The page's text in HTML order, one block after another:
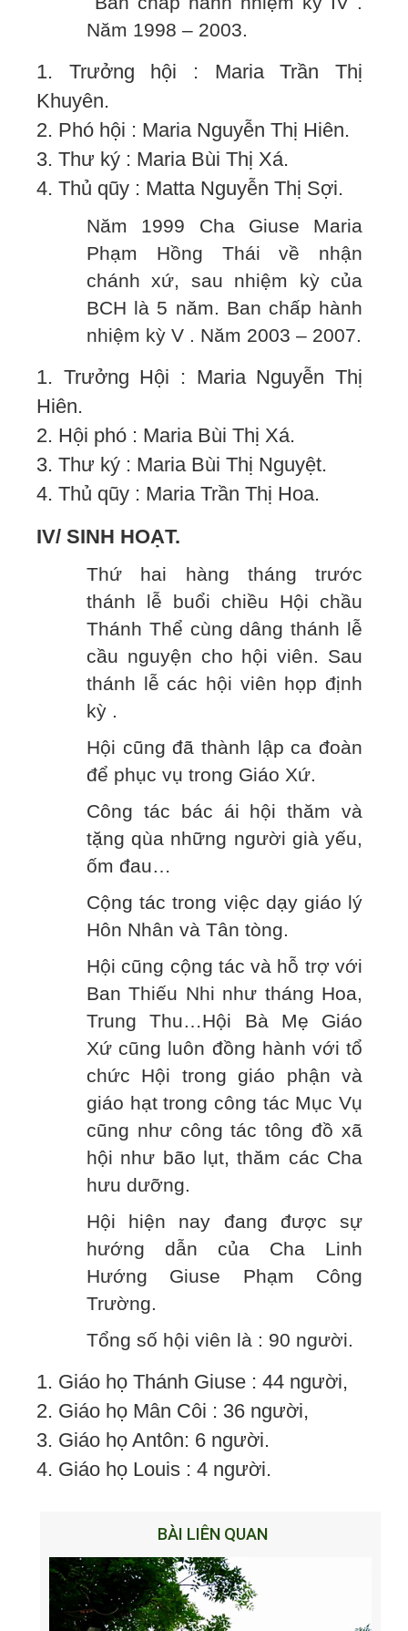
Năm 1998 – 2003.
1. Trưởng hội : Maria Trần Thị
Khuyên.
2. Phó hội : Maria Nguyễn Thị Hiên.
3. Thư ký : Maria Bùi Thị Xá.
4. Thủ qũy : Matta Nguyễn Thị Sợi.
Năm 1999 Cha Giuse Maria
Phạm Hồng Thái về nhận
chánh xứ, sau nhiệm kỳ của
BCH là 5 năm. Ban chấp hành
nhiệm kỳ V . Năm 2003 – 2007.
1. Trưởng Hội : Maria Nguyễn Thị
Hiên.
2. Hội phó : Maria Bùi Thị Xá.
3. Thư ký : Maria Bùi Thị Nguyệt.
4. Thủ qũy : Maria Trần Thị Hoa.
IV/ SINH HOẠT.
Thứ hai hàng tháng trước
thánh lễ buổi chiều Hội chầu
Thánh Thể cùng dâng thánh lễ
cầu nguyện cho hội viên. Sau
thánh lễ các hội viên họp định
kỳ .
Hội cũng đã thành lập ca đoàn
để phục vụ trong Giáo Xứ.
Công tác bác ái hội thăm và
tặng qùa những người già yếu,
ốm đau…
Cộng tác trong việc dạy giáo lý
Hôn Nhân và Tân tòng.
Hội cũng cộng tác và hỗ trợ với
Ban Thiếu Nhi như tháng Hoa,
Trung Thu…Hội Bà Mẹ Giáo
Xứ cũng luôn đồng hành với tổ
chức Hội trong giáo phận và
giáo hạt trong công tác Mục Vụ
cũng như công tác tông đồ xã
hội như bão lụt, thăm các Cha
hưu dưỡng.
Hội hiện nay đang được sự
hướng dẫn của Cha Linh
Hướng Giuse Phạm Công
Trường.
Tổng số hội viên là : 90 người.
1. Giáo họ Thánh Giuse : 44 người,
2. Giáo họ Mân Côi : 36 người,
3. Giáo họ Antôn: 6 người.
4. Giáo họ Louis : 4 người.
BÀI LIÊN QUAN